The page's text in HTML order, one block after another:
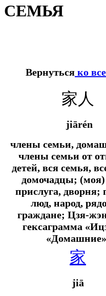
СЕМЬЯ
Вернуться ко
家人
jiārén
члены семьи,
члены семьи от
детей, вся семья,
домочадцы;
прислуга, дворня;
люд, народ,
граждане; Цзя-
гексаграмма
家
jiā